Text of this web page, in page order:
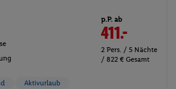
p.P. ab
411.-
2 Pers. / 5 Nächte
/ 822 € Gesamt
Aktivurlaub